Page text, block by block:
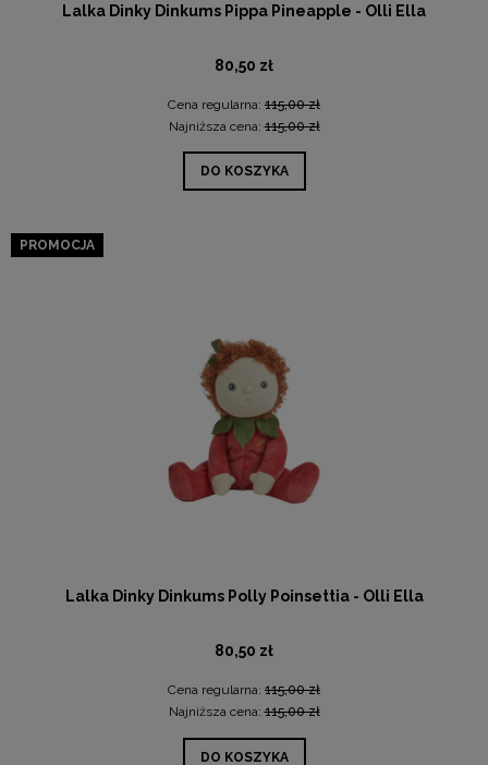
Lalka Dinky Dinkums Pippa Pineapple - Olli Ella
80,50 zł
Cena regularna: 115,00 zł
Najniższa cena:115,00 zł
DO KOSZYKA
Lalka Dinky Dinkums Polly Poinsettia - Olli Ella
80,50 zł
Cena regularna: 115,00 zł
Najniższa cena:115,00 zł
DO KOSZYKA
PROMOCJA